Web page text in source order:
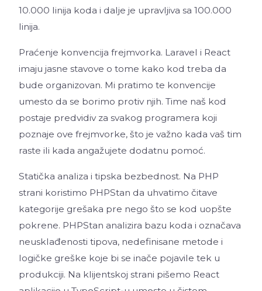
10.000 linija koda i dalje je upravljiva sa 100.000
linija.
Praćenje konvencija frejmvorka. Laravel i React
imaju jasne stavove o tome kako kod treba da
bude organizovan. Mi pratimo te konvencije
umesto da se borimo protiv njih. Time naš kod
postaje predvidiv za svakog programera koji
poznaje ove frejmvorke, što je važno kada vaš tim
raste ili kada angažujete dodatnu pomoć.
Statička analiza i tipska bezbednost. Na PHP
strani koristimo PHPStan da uhvatimo čitave
kategorije grešaka pre nego što se kod uopšte
pokrene. PHPStan analizira bazu koda i označava
neusklađenosti tipova, nedefinisane metode i
logičke greške koje bi se inače pojavile tek u
produkciji. Na klijentskoj strani pišemo React